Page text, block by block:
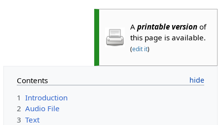
Aprintable version of
this page is available.
(edit it)
Contents
1 Introduction
2 Audio File
3 Text